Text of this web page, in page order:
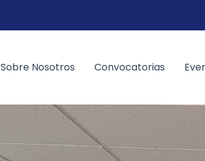
Sobre Nosotros Convocatorias